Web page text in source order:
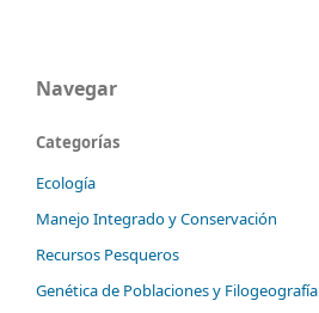
Navegar
Categorías
Ecología
Manejo Integrado y Conservación
Recursos Pesqueros
Genética de Poblaciones y Filogeografía